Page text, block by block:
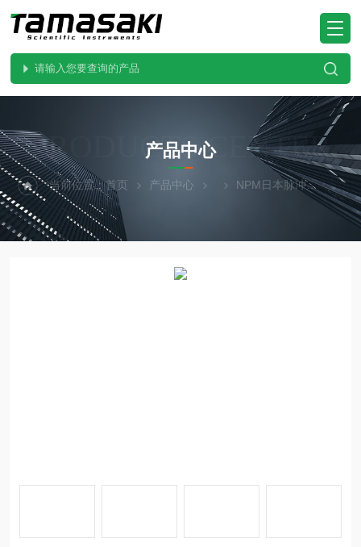
PRODUCTS CENTER
产品中心
当前位置：首页 产品中心 NPM日本脉冲